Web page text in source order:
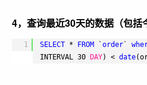
4，查询最近30天的数据（包括
1 SELECT * FROM `order `
INTERVAL 30
DAY) < date